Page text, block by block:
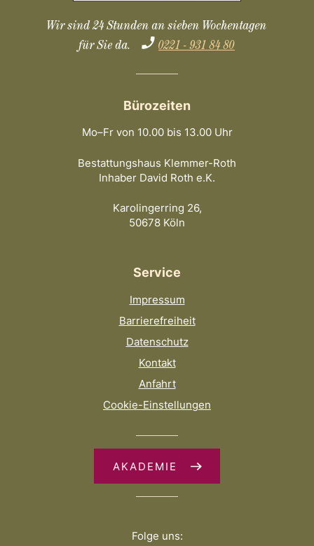
Wir sind 24 Stunden an sieben Wochentagen
für Sie da.
0221 - 931 84 80
Bürozeiten
Mo–Fr von 10.00 bis 13.00 Uhr
Bestattungshaus Klemmer-Roth
Inhaber David Roth e.K.
Karolingerring 26,
50678 Köln
Service
Impressum
Barrierefreiheit
Datenschutz
Kontakt
Anfahrt
Cookie-Einstellungen
AKADEMIE
Folge uns: